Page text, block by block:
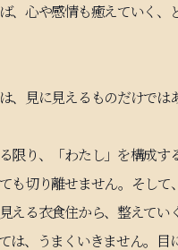
、心や感情も癒えていく、
、見に見えるものだけでは
限り、「わたし」を構成す
も切り離せません。そして、
える衣食住から、整えてい
は、うまくいきません。目